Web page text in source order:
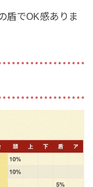
盾でOK感ありま